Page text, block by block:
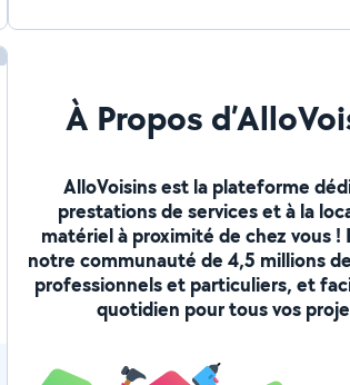
À Propos
AlloVoisins est la plateforme
prestations de services et à la
matériel à proximité de chez vous !
notre communauté de 4,5 millions
professionnels et particuliers, et
quotidien pour tous vos